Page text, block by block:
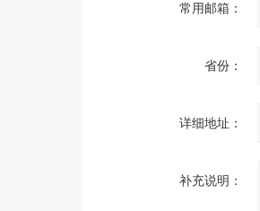
常用邮箱：
省份：
详细地址：
补充说明：